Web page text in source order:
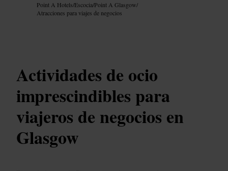
Point A Hotels/Escocia/Point A Glasgow/
Atracciones para viajes de negocios
Actividades de ocio
imprescindibles para
viajeros de negocios en
Glasgow